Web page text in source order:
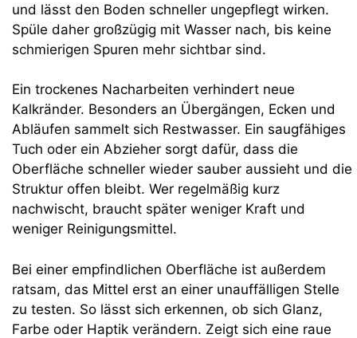
und lässt den Boden schneller ungepflegt wirken.
Spüle daher großzügig mit Wasser nach, bis keine
schmierigen Spuren mehr sichtbar sind.
Ein trockenes Nacharbeiten verhindert neue
Kalkränder. Besonders an Übergängen, Ecken und
Abläufen sammelt sich Restwasser. Ein saugfähiges
Tuch oder ein Abzieher sorgt dafür, dass die
Oberfläche schneller wieder sauber aussieht und die
Struktur offen bleibt. Wer regelmäßig kurz
nachwischt, braucht später weniger Kraft und
weniger Reinigungsmittel.
Bei einer empfindlichen Oberfläche ist außerdem
ratsam, das Mittel erst an einer unauffälligen Stelle
zu testen. So lässt sich erkennen, ob sich Glanz,
Farbe oder Haptik verändern. Zeigt sich eine raue